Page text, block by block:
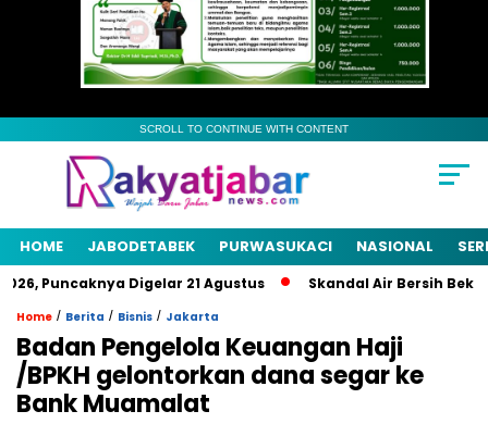
SCROLL TO CONTINUE WITH CONTENT
HOME JABODETABEK PURWASUKACI NASIONAL
Puncaknya Digelar 21 Agustus Skandal Air Bersih Bekasi!
Home / Berita / Bisnis / Jakarta
Badan Pengelola Keuangan Haji
/BPKH gelontorkan dana segar ke
Bank Muamalat